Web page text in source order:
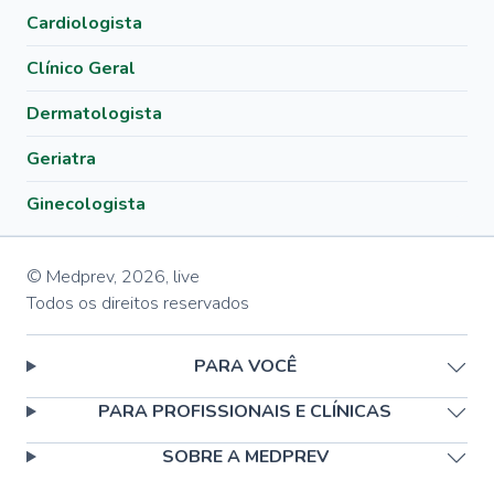
Cardiologista
Clínico Geral
Dermatologista
Geriatra
Ginecologista
© Medprev, 2026, live
Todos os direitos reservados
PARA VOCÊ
PARA PROFISSIONAIS E CLÍNICAS
SOBRE A MEDPREV